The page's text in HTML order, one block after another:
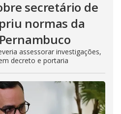
secretário de
normas da
assessorar investigações,
decreto e portaria